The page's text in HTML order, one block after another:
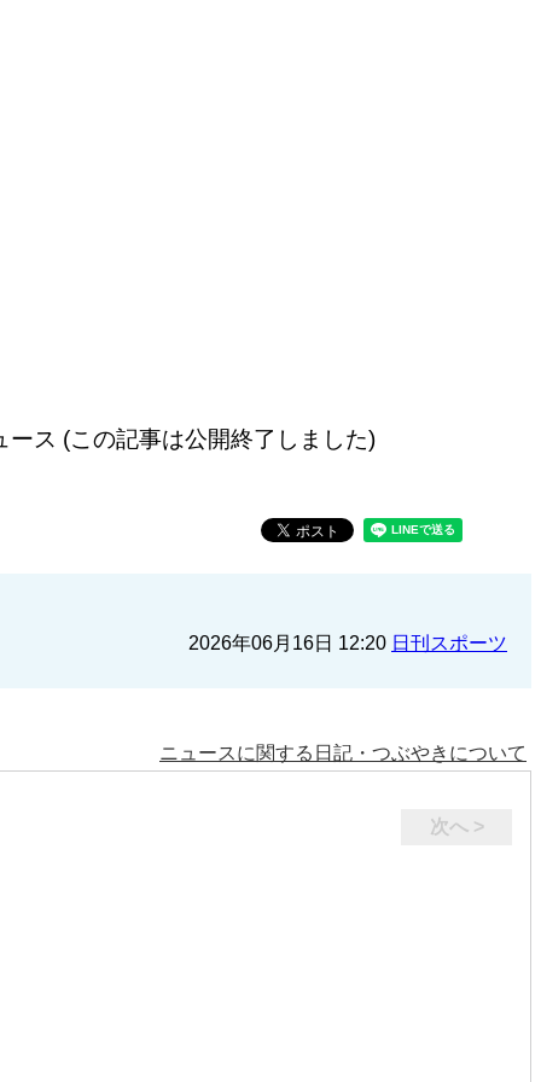
ス (この記事は公開終了しました)
2026年06月16日 12:20 日刊スポーツ
ニュースに関する日記・つぶやきについて
次へ >